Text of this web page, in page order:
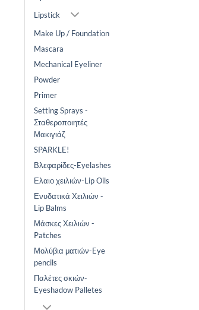
Lipstick
Make Up / Foundation
Mascara
Mechanical Eyeliner
Powder
Primer
Setting Sprays -
Σταθεροποιητές
Μακιγιάζ
SPARKLE!
Βλεφαρίδες-Eyelashes
Ελαιο χειλιών-Lip Oils
Ενυδατικά Χειλιών -
Lip Balms
Μάσκες Χειλιών -
Patches
Μολύβια ματιών-Eye
pencils
Παλέτες σκιών-
Eyeshadow Palletes